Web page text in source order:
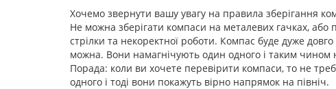
Хочемо звернути вашу увагу на правила зберігання
Не можна зберігати компаси на металевих гачках,
стрілки та некоректної роботи. Компас буде дуже
можна. Вони намагнічують один одного і таким чином
Порада: коли ви хочете перевірити компаси, то не
одного і тоді вони покажуть вірно напрямок на північ.